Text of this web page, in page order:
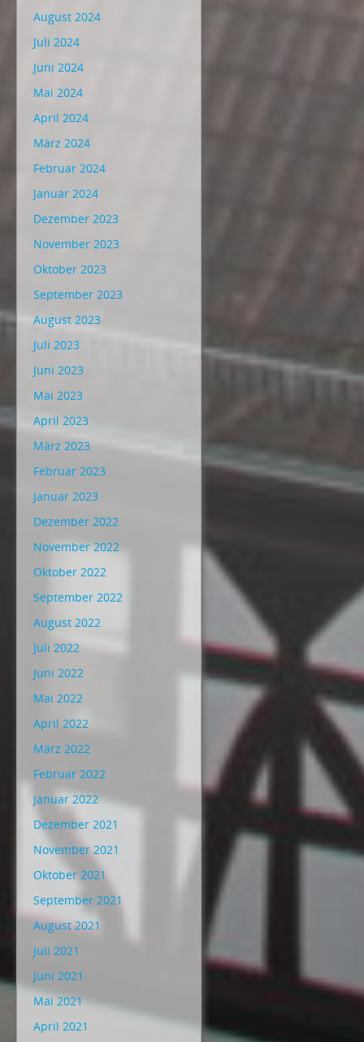
August 2024
Juli 2024
Juni 2024
Mai 2024
April 2024
März 2024
Februar 2024
Januar 2024
Dezember 2023
November 2023
Oktober 2023
September 2023
August 2023
Juli 2023
Juni 2023
Mai 2023
April 2023
März 2023
Februar 2023
Januar 2023
Dezember 2022
November 2022
Oktober 2022
September 2022
August 2022
Juli 2022
Juni 2022
Mai 2022
April 2022
März 2022
Februar 2022
Januar 2022
Dezember 2021
November 2021
Oktober 2021
September 2021
August 2021
Juli 2021
Juni 2021
Mai 2021
April 2021